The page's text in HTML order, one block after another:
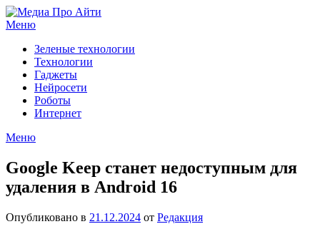
Перейти
к
Меню
Зеленые технологии
Технологии
Гаджеты
Нейросети
Роботы
Интернет
Меню
Google Keep станет недоступным для
удаления в Android 16
Опубликовано в 21.12.2024 от Редакция